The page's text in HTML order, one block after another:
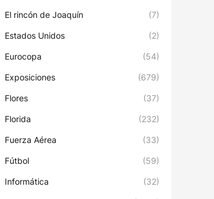
El rincón de Joaquín (7)
Estados Unidos (2)
Eurocopa (54)
Exposiciones (679)
Flores (37)
Florida (232)
Fuerza Aérea (33)
Fútbol (59)
Informática (32)